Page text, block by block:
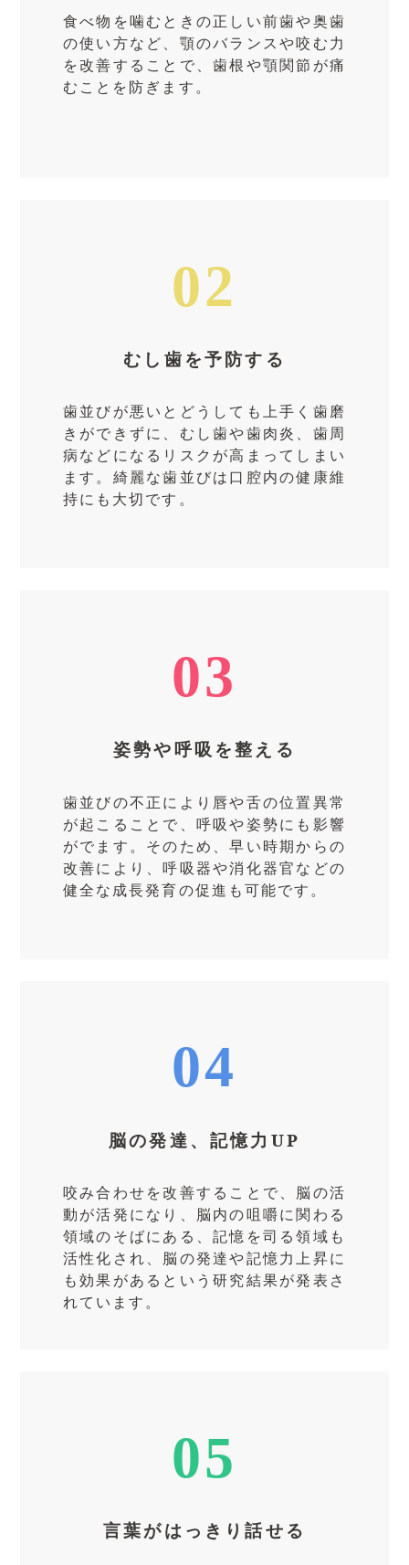
食べ物を噛むときの正しい前歯や奥歯
の使い方など、顎のバランスや咬む力
を改善することで、歯根や顎関節が痛
むことを防ぎます。
02
むし歯を予防する
歯並びが悪いとどうしても上手く歯磨
きができずに、むし歯や歯肉炎、歯周
病などになるリスクが高まってしまい
ます。綺麗な歯並びは口腔内の健康維
持にも大切です。
03
姿勢や呼吸を整える
歯並びの不正により唇や舌の位置異常
が起こることで、呼吸や姿勢にも影響
がでます。そのため、早い時期からの
改善により、呼吸器や消化器官などの
健全な成長発育の促進も可能です。
04
脳の発達、記憶力UP
咬み合わせを改善することで、脳の活
動が活発になり、脳内の咀嚼に関わる
領域のそばにある、記憶を司る領域も
活性化され、脳の発達や記憶力上昇に
も効果があるという研究結果が発表さ
れています。
05
言葉がはっきり話せる